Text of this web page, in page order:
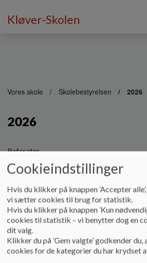
v
Kløver-Skolen
Vores skole Skolebestyrelsen 2026
2026
Referater
Dokumenter
2025 08 12 Referat_0.pdf
2025 10 07 Referat_0.pdf
2025 11 11 Referat.pdf
Cookieindstillinger
Hvis du klikker på knappen ’Accepter
vi sætter cookies til brug for statistik.
Hvis du klikker på knappen ’Kun
cookies til statistik – vi benytter dog en
dit valg.
Klikker du på ’Gem valgte’ godkender
cookies for de kategorier du har krydset